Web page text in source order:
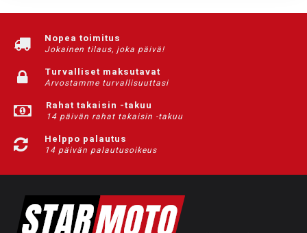
Nopea toimitus
Jokainen tilaus, joka päivä!
Turvalliset maksutavat
Arvostamme turvallisuuttasi
Rahat takaisin -takuu
14 päivän rahat takaisin -takuu
Helppo palautus
14 päivän palautusoikeus